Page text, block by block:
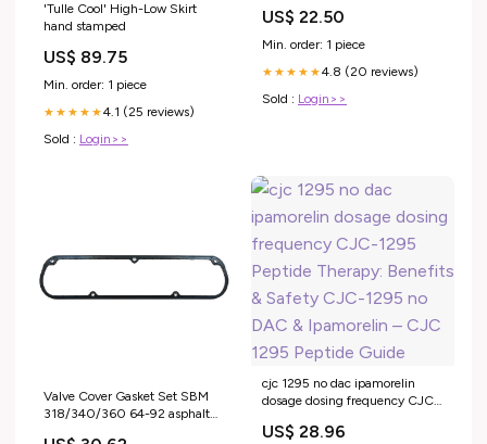
'Tulle Cool' High-Low Skirt
hand stamped
US$ 89.75
Min. order: 1 piece
★★★★★4.1 (25 reviews)
Sold : Login>>
Envelopes, Personalized
Stationary stationary for him
US$ 22.50
Min. order: 1 piece
★★★★★4.8 (20 reviews)
Sold : Login>>
Valve Cover Gasket Set SBM
318/340/360 64-92 asphalt
cjc 1295 no dac ipamorelin
dosage dosing frequency CJC-
& Safety CJC-1295 no DAC &
US$ 28.96